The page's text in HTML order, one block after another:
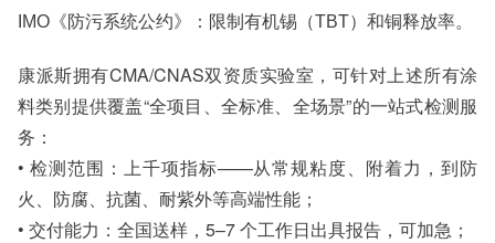
IMO《防污系统公约》：限制有机锡（TBT）和铜释放率。
康派斯拥有CMA/CNAS双资质实验室，可针对上述所有涂
料类别提供覆盖“全项目、全标准、全场景”的一站式检测服
务：
• 检测范围：上千项指标——从常规粘度、附着力，到防
火、防腐、抗菌、耐紫外等高端性能；
• 交付能力：全国送样，5–7 个工作日出具报告，可加急；